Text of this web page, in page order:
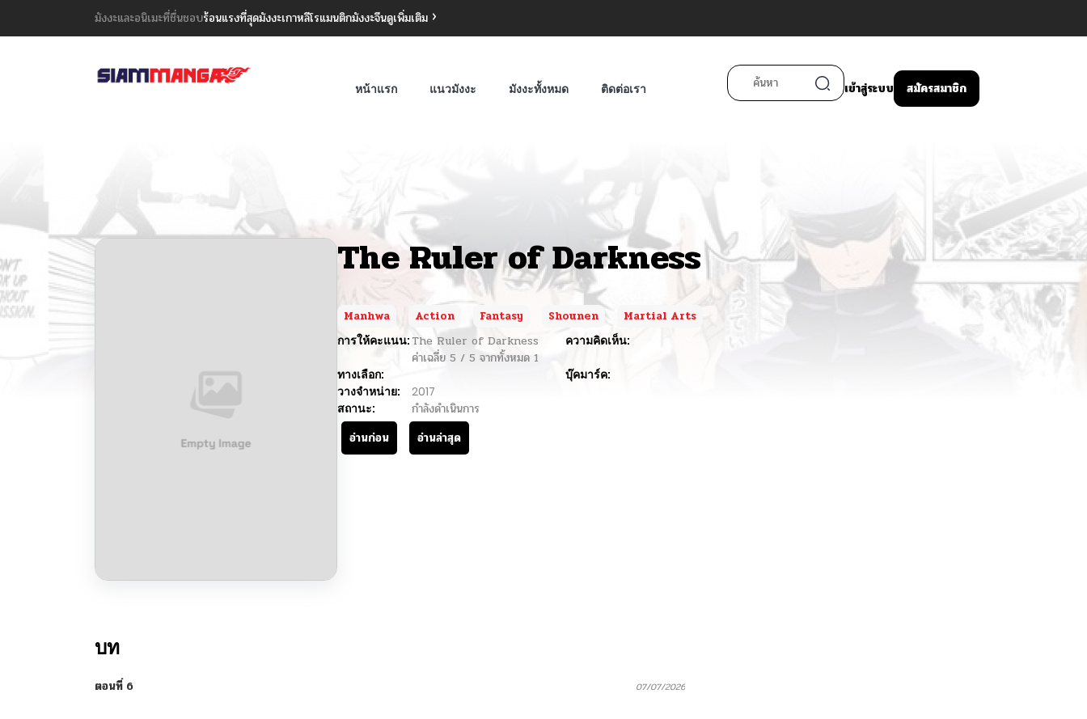
มังงะและอนิเมะที่ชื่นชอบร้อนแรงที่สุดมังงะเกาหลีโรแมนติกมังงะจีนดูเพิ่มเติม
หน้าแรก แนวมังงะ มังงะทั้งหมด ติดต่อเรา เข้าสู่ระบบ สมัครสมาชิก
The Ruler of Darkness
Manhwa Action Fantasy Shounen
Martial Arts
การให้คะแนน: The Ruler of Darkness
ค่าเฉลี่ย 5 / 5 จากทั้งหมด 1
ความคิดเห็น:
ทางเลือก:
บุ๊คมาร์ค:
วางจำหน่าย:
2017
สถานะ:
กำลังดำเนินการ
อ่านก่อน
อ่านล่าสุด
บท
ตอนที่ 6 07/07/2026